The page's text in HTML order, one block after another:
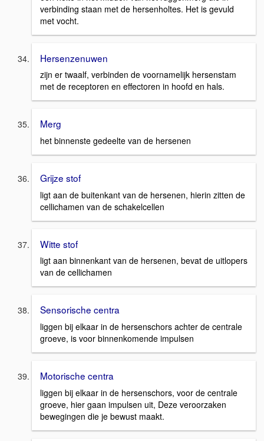
verbinding staan met de hersenholtes. Het is gevuld
met vocht.
Hersenzenuwen
zijn er twaalf, verbinden de voornamelijk hersenstam
met de receptoren en effectoren in hoofd en hals.
Merg
het binnenste gedeelte van de hersenen
Grijze stof
ligt aan de buitenkant van de hersenen, hierin zitten de
cellichamen van de schakelcellen
Witte stof
ligt aan binnenkant van de hersenen, bevat de uitlopers
van de cellichamen
Sensorische centra
liggen bij elkaar in de hersenschors achter de centrale
groeve, is voor binnenkomende impulsen
Motorische centra
liggen bij elkaar in de hersenschors, voor de centrale
groeve, hier gaan impulsen uit, Deze veroorzaken
bewegingen die je bewust maakt.